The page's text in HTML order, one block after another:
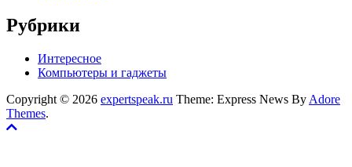
Рубрики
Интересное
Компьютеры и гаджеты
Copyright © 2026 expertspeak.ru Theme: Express News By Adore
Themes.